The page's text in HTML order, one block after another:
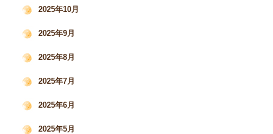
2025年10月
2025年9月
2025年8月
2025年7月
2025年6月
2025年5月